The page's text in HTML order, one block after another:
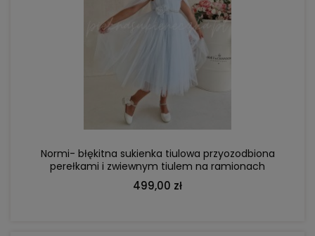
Normi- błękitna sukienka tiulowa przyozodbiona
perełkami i zwiewnym tiulem na ramionach
499,00 zł